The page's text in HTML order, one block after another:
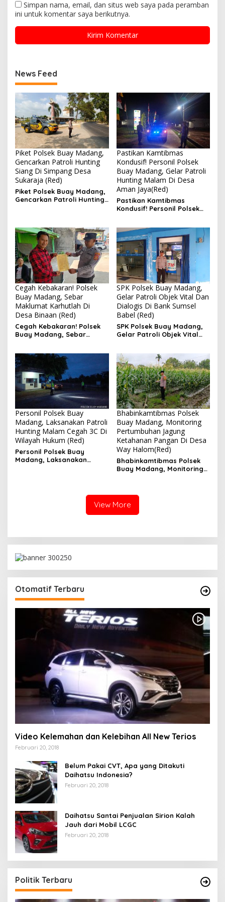
Simpan nama, email, dan situs web saya pada peramban
ini untuk komentar saya berikutnya.
News Feed
Piket Polsek Buay Madang,
Gencarkan Patroli Hunting
Siang Di Simpang Desa
Sukaraja (Red)
Piket Polsek Buay Madang,
Gencarkan Patroli Hunting
Pastikan Kamtibmas
Kondusif! Personil Polsek
Buay Madang, Gelar Patroli
Hunting Malam Di Desa
Aman Jaya(Red)
Pastikan Kamtibmas
Kondusif! Personil Polsek
Desa Aman Jaya
Cegah Kebakaran! Polsek
Buay Madang, Sebar
Maklumat Karhutlah Di
Desa Binaan (Red)
Cegah Kebakaran! Polsek
Buay Madang, Sebar
SPK Polsek Buay Madang,
Gelar Patroli Objek Vital Dan
Dialogis Di Bank Sumsel
Babel (Red)
SPK Polsek Buay Madang,
Gelar Patroli Objek Vital
Personil Polsek Buay
Madang, Laksanakan Patroli
Hunting Malam Cegah 3C Di
Wilayah Hukum (Red)
Personil Polsek Buay
Madang, Laksanakan
Bhabinkamtibmas Polsek
Buay Madang, Monitoring
Pertumbuhan Jagung
Ketahanan Pangan Di Desa
Way Halom(Red)
Bhabinkamtibmas Polsek
Buay Madang, Monitoring
Way Halom
View More
Otomatif Terbaru
Video Kelemahan dan Kelebihan All New Terios
Februari 20, 2018
Belum Pakai CVT, Apa yang Ditakuti
Daihatsu Indonesia?
Februari 20, 2018
Daihatsu Santai Penjualan Sirion Kalah
Jauh dari Mobil LCGC
Februari 20, 2018
Politik Terbaru